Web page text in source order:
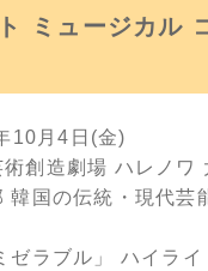
ミュージカル
10月4日(金)
術創造劇場 ハレノワ
韓国の伝統・現代芸
ゼラブル」 ハイライ